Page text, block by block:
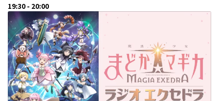
19:30 - 20:00